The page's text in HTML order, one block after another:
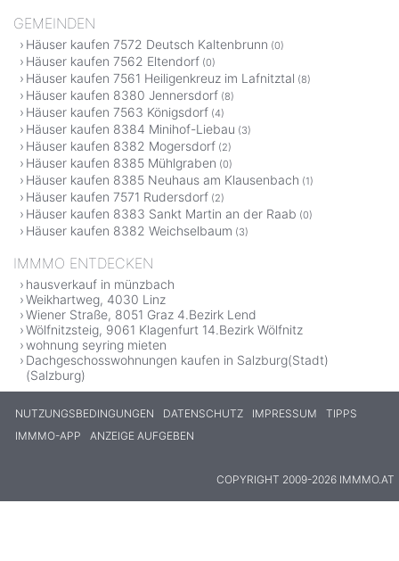
GEMEINDEN
Häuser kaufen 7572 Deutsch Kaltenbrunn (0)
Häuser kaufen 7562 Eltendorf (0)
Häuser kaufen 7561 Heiligenkreuz im Lafnitztal (8)
Häuser kaufen 8380 Jennersdorf (8)
Häuser kaufen 7563 Königsdorf (4)
Häuser kaufen 8384 Minihof-Liebau (3)
Häuser kaufen 8382 Mogersdorf (2)
Häuser kaufen 8385 Mühlgraben (0)
Häuser kaufen 8385 Neuhaus am Klausenbach (1)
Häuser kaufen 7571 Rudersdorf (2)
Häuser kaufen 8383 Sankt Martin an der Raab (0)
Häuser kaufen 8382 Weichselbaum (3)
IMMMO ENTDECKEN
hausverkauf in münzbach
Weikhartweg, 4030 Linz
Wiener Straße, 8051 Graz 4.Bezirk Lend
Wölfnitzsteig, 9061 Klagenfurt 14.Bezirk Wölfnitz
wohnung seyring mieten
Dachgeschosswohnungen kaufen in Salzburg(Stadt)
(Salzburg)
NUTZUNGSBEDINGUNGEN DATENSCHUTZ IMPRESSUM
TIPPS
IMMMO-APP
ANZEIGE AUFGEBEN
COPYRIGHT 2009-2026 IMMMO.AT